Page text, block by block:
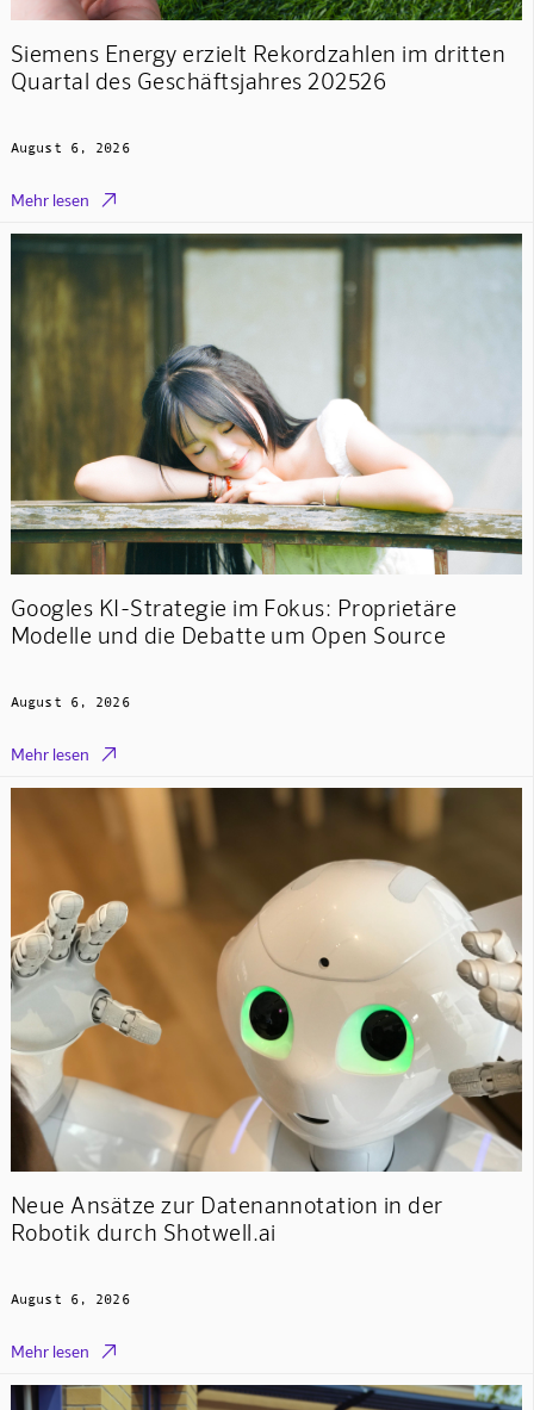
Siemens Energy erzielt Rekordzahlen im dritten
Quartal des Geschäftsjahres 202526
August 6, 2026
Mehr lesen 
Googles KI-Strategie im Fokus: Proprietäre
Modelle und die Debatte um Open Source
August 6, 2026
Mehr lesen 
Neue Ansätze zur Datenannotation in der
Robotik durch Shotwell.ai
August 6, 2026
Mehr lesen 